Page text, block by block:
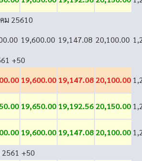
ม 25610
19,600.00 19,147.08 20,100.00
+50
19,600.00 19,147.08 20,100.00
19,650.00 19,192.56 20,150.00
19,600.00 19,147.08 20,100.00
+50